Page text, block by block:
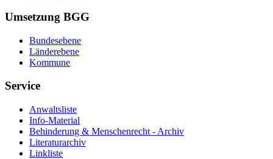
Umsetzung BGG
Bundesebene
Länderebene
Kommune
Service
Anwaltsliste
Info-Material
Behinderung & Menschenrecht - Archiv
Literaturarchiv
Linkliste